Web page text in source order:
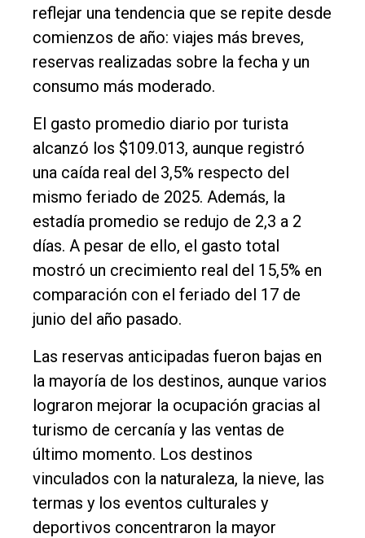
Nosotros
Contacto
reflejar una tendencia que se repite desde
comienzos de año: viajes más breves,
reservas realizadas sobre la fecha y un
consumo más moderado.
El gasto promedio diario por turista
alcanzó los $109.013, aunque registró
una caída real del 3,5% respecto del
mismo feriado de 2025. Además, la
estadía promedio se redujo de 2,3 a 2
días. A pesar de ello, el gasto total
mostró un crecimiento real del 15,5% en
comparación con el feriado del 17 de
junio del año pasado.
Las reservas anticipadas fueron bajas en
la mayoría de los destinos, aunque varios
lograron mejorar la ocupación gracias al
turismo de cercanía y las ventas de
último momento. Los destinos
vinculados con la naturaleza, la nieve, las
termas y los eventos culturales y
deportivos concentraron la mayor